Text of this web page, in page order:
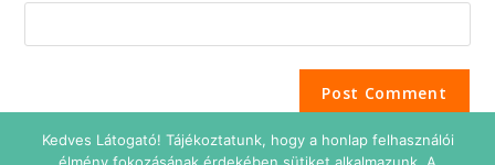
Kedves Látogató! Tájékoztatunk, hogy a honlap felhasználói